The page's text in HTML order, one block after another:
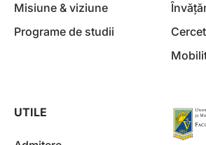
Misiune & viziune
Programe de studii
UTILE